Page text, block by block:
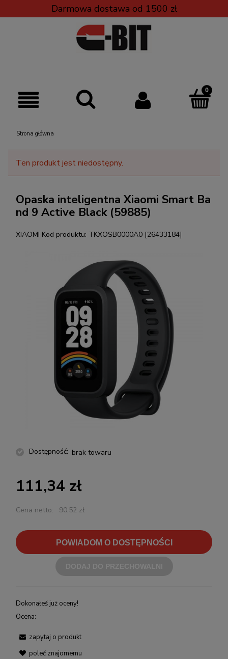
Darmowa dostawa od 1500 zł
Strona główna
Ten produkt jest niedostępny.
Opaska inteligentna Xiaomi Smart Ba
nd 9 Active Black (59885)
XIAOMI Kod produktu: TKXOSB0000A0 [26433184]
Dostępność: brak towaru
111,34 zł
Cena netto: 90,52 zł
POWIADOM O DOSTĘPNOŚCI
Dokonałeś już oceny!
Ocena:
zapytaj o produkt
poleć znajomemu